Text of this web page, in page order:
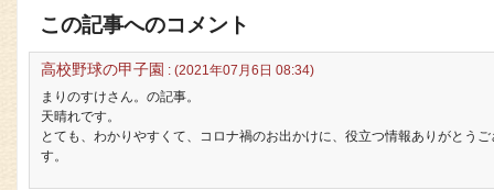
この記事へのコメント
高校野球の甲子園 : (2021年07月6日 08:34)
まりのすけさん。の記事。
天晴れです。
とても、わかりやすくて、コロナ禍のお出かけに、役立つ情報ありがとう
す。